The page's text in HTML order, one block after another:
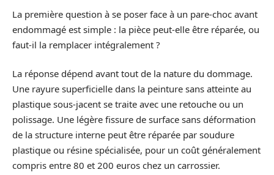
La première question à se poser face à un pare-choc avant
endommagé est simple : la pièce peut-elle être réparée, ou
faut-il la remplacer intégralement ?
La réponse dépend avant tout de la nature du dommage.
Une rayure superficielle dans la peinture sans atteinte au
plastique sous-jacent se traite avec une retouche ou un
polissage. Une légère fissure de surface sans déformation
de la structure interne peut être réparée par soudure
plastique ou résine spécialisée, pour un coût généralement
compris entre 80 et 200 euros chez un carrossier.